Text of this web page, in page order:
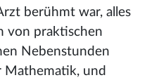
berühmt war, alles
von praktischen
Nebenstunden
Mathematik, und